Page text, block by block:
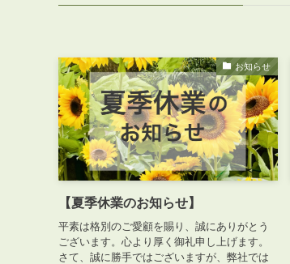
お知らせ
【夏季休業のお知らせ】
平素は格別のご愛顧を賜り、誠にありがとう
ございます。心より厚く御礼申し上げます。
さて、誠に勝手ではございますが、弊社では